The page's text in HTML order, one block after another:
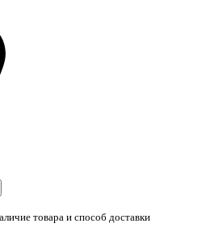
товара и способ доставки